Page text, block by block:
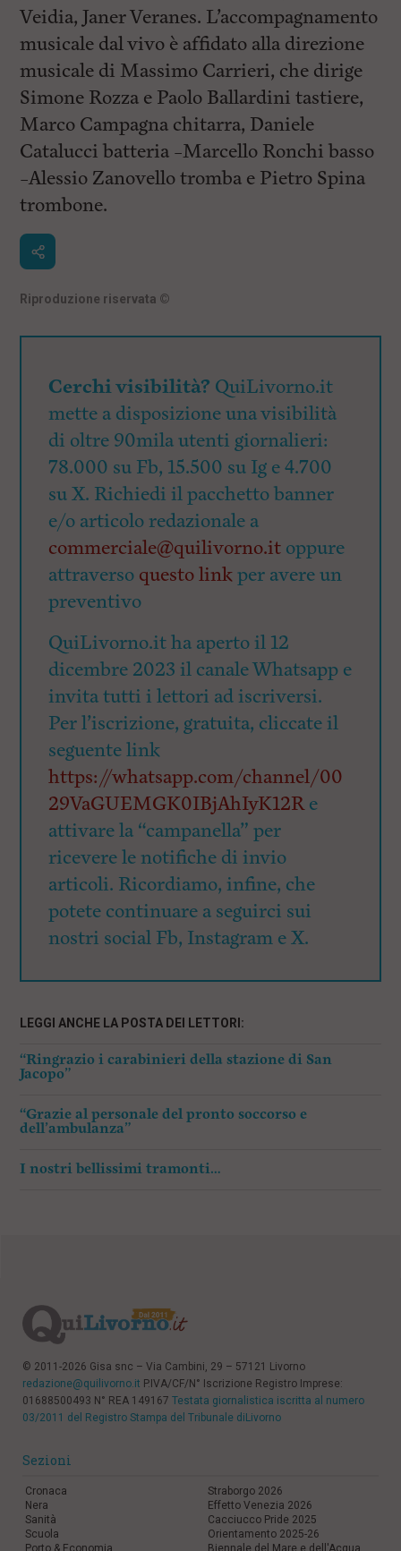
Veidia, Janer Veranes. L’accompagnamento
musicale dal vivo è affidato alla direzione
musicale di Massimo Carrieri, che dirige
Simone Rozza e Paolo Ballardini tastiere,
Marco Campagna chitarra, Daniele
Catalucci batteria –Marcello Ronchi basso
–Alessio Zanovello tromba e Pietro Spina
trombone.
Riproduzione riservata ©
Cerchi visibilità? QuiLivorno.it
mette a disposizione una visibilità
di oltre 90mila utenti giornalieri:
78.000 su Fb, 15.500 su Ig e 4.700
su X. Richiedi il pacchetto banner
e/o articolo redazionale a
commerciale@quilivorno.it oppure
attraverso questo linkper avere un
preventivo
QuiLivorno.it ha aperto il 12
dicembre 2023 il canale Whatsapp e
invita tutti i lettori ad iscriversi.
Per l’iscrizione, gratuita, cliccate il
seguente link
https://whatsapp.com/channel/00
29VaGUEMGK0IBjAhIyK12Re
attivare la “campanella” per
ricevere le notifiche di invio
articoli. Ricordiamo, infine, che
potete continuare a seguirci sui
nostri social Fb, Instagram e X.
LEGGI ANCHE LA POSTA DEI LETTORI:
“Ringrazio i carabinieri della stazione di San
Jacopo”
“Grazie al personale del pronto soccorso e
dell’ambulanza”
I nostri bellissimi tramonti…
© 2011-2026 Gisa snc – Via Cambini, 29 – 57121 Livorno
redazione@quilivorno.it P.IVA/CF/N° Iscrizione Registro Imprese:
01688500493 N° REA 149167 Testata giornalistica iscritta al numero
03/2011 del Registro Stampa del Tribunale diLivorno
Sezioni
Cronaca
Nera
Sanità
Scuola
Porto & Economia
Straborgo 2026
Effetto Venezia 2026
Cacciucco Pride 2025
Orientamento 2025-26
Biennale del Mare e dell'Acqua